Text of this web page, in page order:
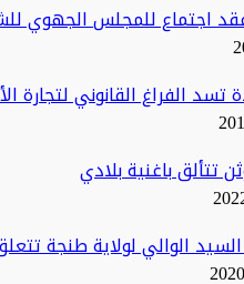
اجتماع للمجلس الجهوي
تسد الفراغ القانوني لتجارة
تتألق باغنية بلادي
الوالي لولاية طنجة